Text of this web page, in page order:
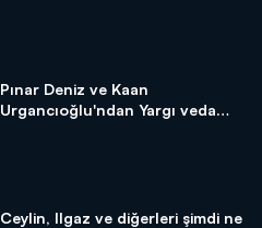
Pınar Deniz ve Kaan
Urgancıoğlu'ndan Yargı veda
Ceylin, Ilgaz ve diğerleri şimdi ne